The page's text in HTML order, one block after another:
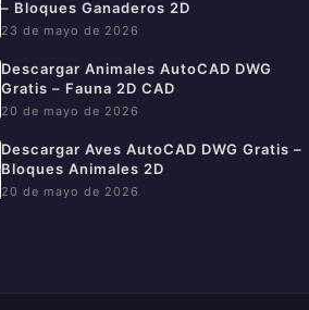
– Bloques Ganaderos 2D
23 de mayo de 2026
Descargar Animales AutoCAD DWG
Gratis – Fauna 2D CAD
20 de mayo de 2026
Descargar Aves AutoCAD DWG Gratis –
Bloques Animales 2D
20 de mayo de 2026